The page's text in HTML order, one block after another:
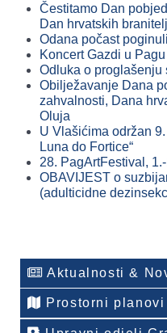
Čestitamo Dan
Dan hrvatskih
Odana počast
Koncert Gazdi u Pagu
Odluka o proglašenju
Obilježavanje Dana
zahvalnosti, Dana
Oluja
U Vlašićima održan
Luna do Fortice“
28. PagArtFestival,
OBAVIJEST o
(adulticidne
Aktualnosti &
Prostorni planovi